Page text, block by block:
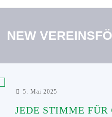
NEW
5. Mai 2025
JEDE STIMME FÜR